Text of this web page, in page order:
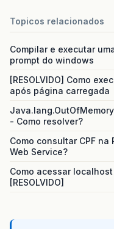
Topicos relacionados
Compilar e executar
prompt do windows
[RESOLVIDO] Como
após página carregada
- Como resolver?
Como consultar CPF
Web Service?
Como acessar
[RESOLVIDO]